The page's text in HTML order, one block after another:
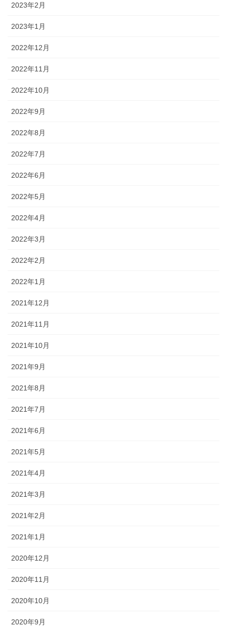
2023年2月
2023年1月
2022年12月
2022年11月
2022年10月
2022年9月
2022年8月
2022年7月
2022年6月
2022年5月
2022年4月
2022年3月
2022年2月
2022年1月
2021年12月
2021年11月
2021年10月
2021年9月
2021年8月
2021年7月
2021年6月
2021年5月
2021年4月
2021年3月
2021年2月
2021年1月
2020年12月
2020年11月
2020年10月
2020年9月